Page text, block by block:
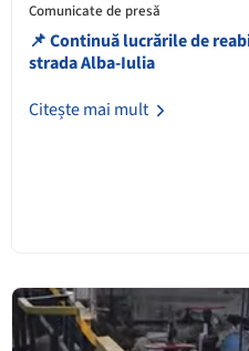
Comunicate de presă
📌 Continuă lucrările de
strada Alba-Iulia
Citește mai mult